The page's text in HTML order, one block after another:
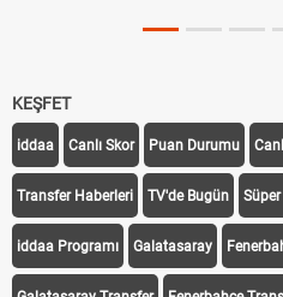
KEŞFET
iddaa Canlı Skor Puan Durumu
Transfer Haberleri TV'de Bugün
iddaa Programı Galatasaray